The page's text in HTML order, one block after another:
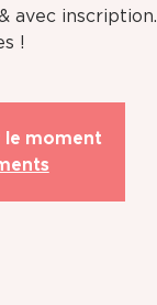
avec inscription.
!
le moment